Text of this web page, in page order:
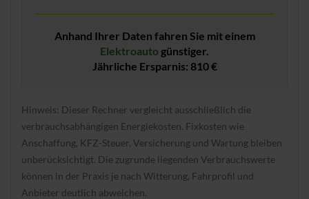
Anhand Ihrer Daten fahren Sie mit einem
Elektroauto günstiger.
Jährliche Ersparnis: 810 €
Hinweis: Dieser Rechner vergleicht ausschließlich die
verbrauchsabhängigen Energiekosten. Fixkosten wie
Anschaffung, KFZ-Steuer, Versicherung und Wartung bleiben
unberücksichtigt. Die zugrunde liegenden Verbrauchswerte
können in der Praxis je nach Witterung, Fahrprofil und
Anbieter deutlich abweichen.